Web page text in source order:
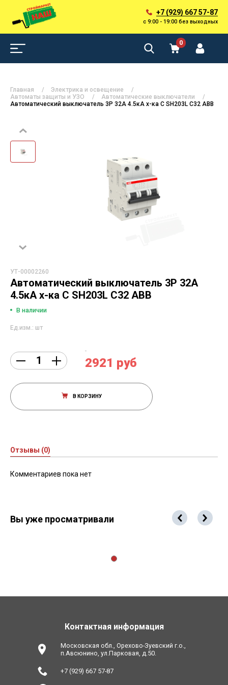
+7 (929) 667 57-87
с 9:00 - 19:00 без выходных
0
Главная
Электрика и освещение
Автоматы защиты и УЗО
Автоматические выключатели
Автоматический выключатель 3Р 32А 4.5кА х-ка C SH203L C32 ABB
УТ-00002260
Автоматический выключатель 3Р 32А
4.5кА х-ка C SH203L C32 ABB
В наличии
Ед.изм.: шт
2921 руб
В КОРЗИНУ
Отзывы (0)
Комментариев пока нет
Вы уже просматривали
Контактная информация
Московская обл., Орехово-Зуевский г.о.,
п.Авсюнино, ул.Парковая, д.50.
+7 (929) 667 57-87